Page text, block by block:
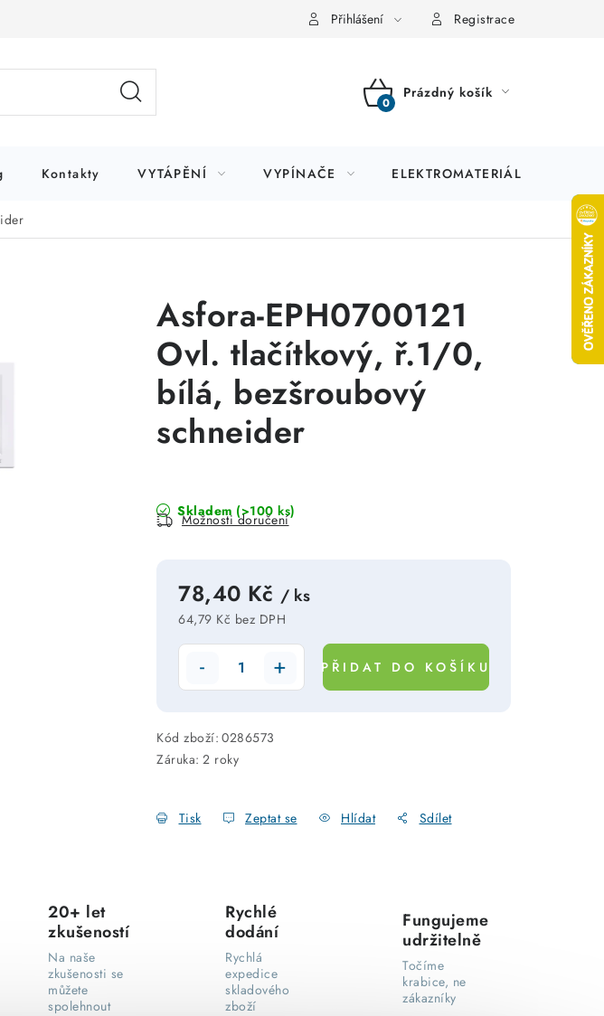
Přihlášení Registrace
NÁKUPNÍ
Prázdný košík
Kontakty VYTÁPĚNÍ VYPÍNAČE ELEKTROMATERIÁL
Asfora-EPH0700121
Ovl. tlačítkový, ř.1/0,
bílá, bezšroubový
schneider
Skladem (>100 ks)
Možnosti doručení
78,40 Kč / ks
64,79 Kč bez DPH
PŘIDAT DO KOŠÍKU
Kód zboží: 0286573
Záruka: 2 roky
Tisk Zeptat se Hlídat Sdílet
20+ let
zkušeností
Na naše
zkušenosti se
můžete
spolehnout
Rychlé
dodání
Rychlá
expedice
skladového
zboží
Fungujeme
udržitelně
Točíme
krabice, ne
zákazníky